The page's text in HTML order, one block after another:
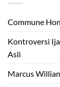
Commune
Kontroversi
Asli
Marcus